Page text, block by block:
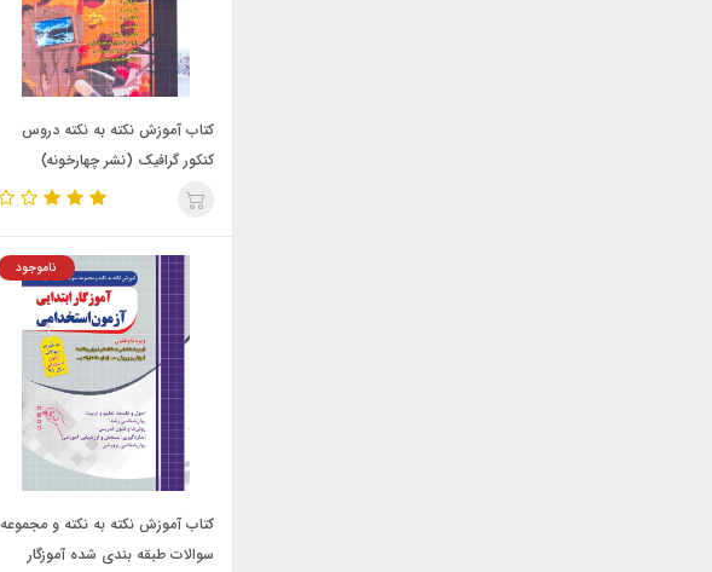
کتاب آموزش نکته به نکته دروس
کنکور گرافیک (نشر چهارخونه)
ناموجود
کتاب آموزش نکته به نکته و مجموعه
سوالات طبقه بندی شده آموزگار